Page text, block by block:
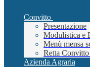
Convitto
Presentazione
Modulistica e
Menù mensa
Retta
Azienda Agraria